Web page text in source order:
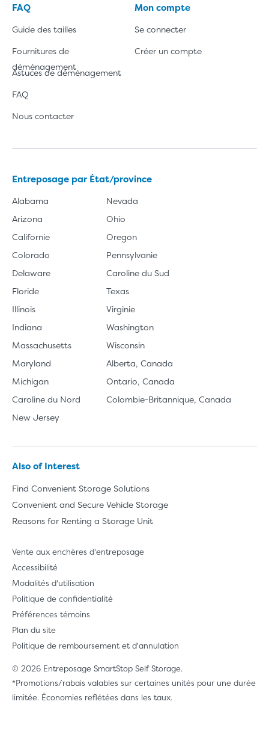
FAQ
Guide des tailles
Fournitures de
déménagement
Astuces de déménagement
FAQ
Nous contacter
Mon compte
Se connecter
Créer un compte
Entreposage par État/province
Alabama
Arizona
Californie
Colorado
Delaware
Floride
Illinois
Indiana
Massachusetts
Maryland
Michigan
Caroline du Nord
New Jersey
Nevada
Ohio
Oregon
Pennsylvanie
Caroline du Sud
Texas
Virginie
Washington
Wisconsin
Alberta, Canada
Ontario, Canada
Colombie-Britannique, Canada
Also of Interest
Find Convenient Storage Solutions
Convenient and Secure Vehicle Storage
Reasons for Renting a Storage Unit
Vente aux enchères d'entreposage
Accessibilité
Modalités d'utilisation
Politique de confidentialité
Préférences témoins
Plan du site
Politique de remboursement et d'annulation
© 2026 Entreposage SmartStop Self Storage.
*Promotions/rabais valables sur certaines unités pour une durée
limitée. Économies reflétées dans les taux.